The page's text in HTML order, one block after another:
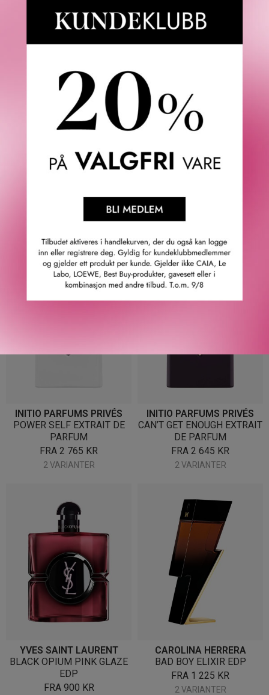
CAROLINA HERRERA
BAD BOY COBALT ELIXIR
2 VARIANTER
KUNDEKLUBB 20%
BODY MIST
INITIO PARFUMS PRIVÉS
POWER SELF EXTRAIT DE
PARFUM
FRA 2 765 KR
2 VARIANTER
INITIO PARFUMS PRIVÉS
CAN’T GET ENOUGH EXTRAIT
DE PARFUM
FRA 2 645 KR
2 VARIANTER
YVES SAINT LAURENT
BLACK OPIUM PINK GLAZE
EDP
FRA 900 KR
CAROLINA HERRERA
BAD BOY ELIXIR EDP
FRA 1 225 KR
2 VARIANTER